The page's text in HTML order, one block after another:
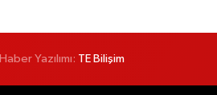
Haber Yazılımı: TE Bilişim